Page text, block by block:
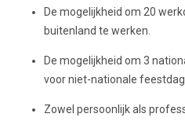
De mogelijkheid om 20
buitenland te werken.
De mogelijkheid om 3
voor niet-nationale
Zowel persoonlijk als